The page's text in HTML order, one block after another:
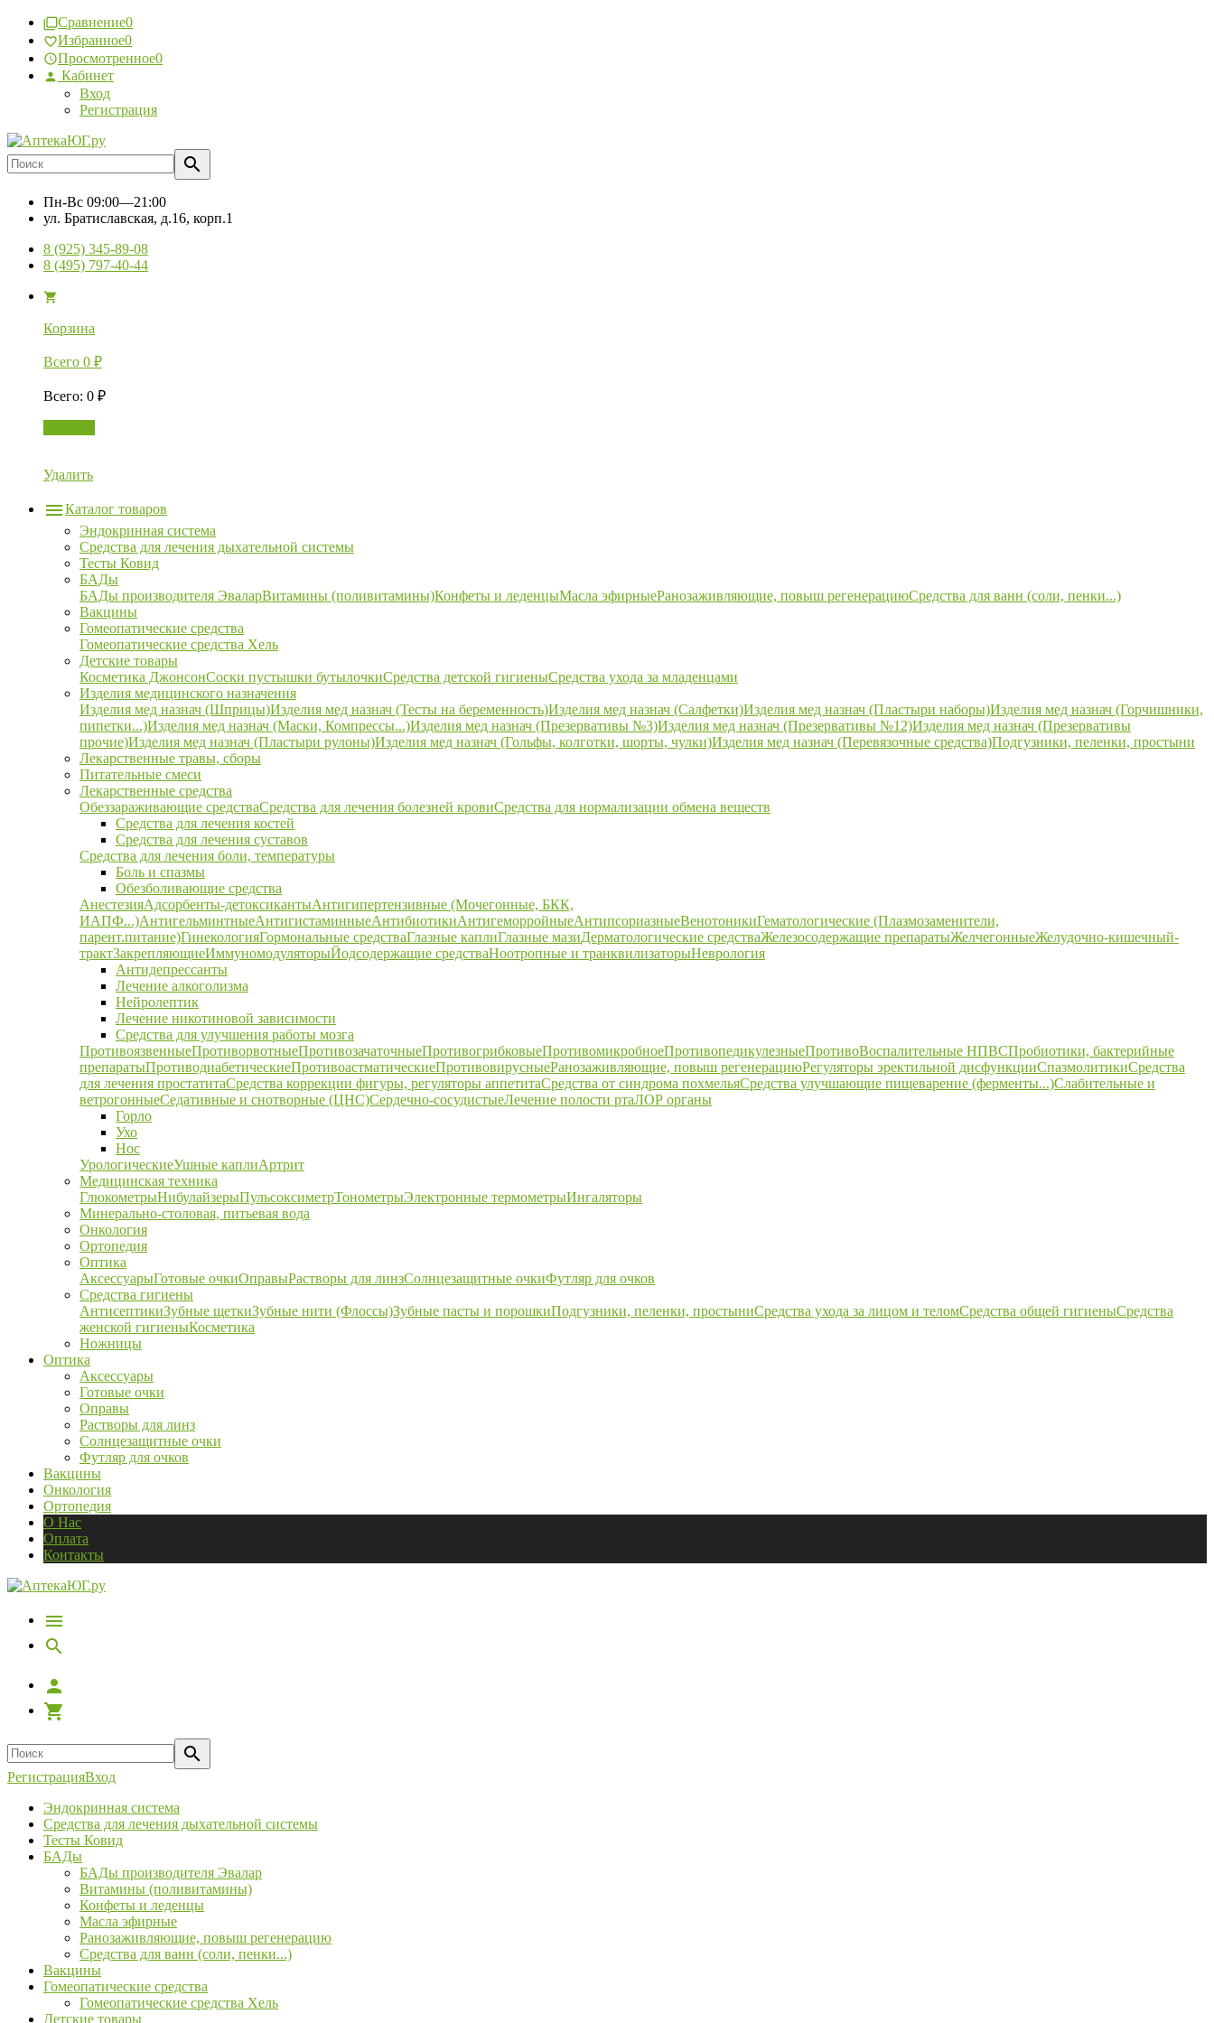
Сравнение0
Избранное0
Просмотренное0
Кабинет
Вход
Регистрация
Пн-Вс 09:00—21:00
ул. Братиславская, д.16, корп.1
8 (925) 345-89-08
8 (495) 797-40-44
Корзина
Всего 0 ₽
Всего: 0 ₽
Удалить
Каталог товаров
Эндокринная система
Средства для лечения дыхательной системы
Тесты Ковид
БАДы
БАДы производителя ЭваларВитамины (поливитамины)Конфеты и леденцыМасла эфирныеРанозаживляющие, повыш регенерациюСредства для ванн (соли, пенки...)
Вакцины
Гомеопатические средства
Гомеопатические средства Хель
Детские товары
Косметика ДжонсонСоски пустышки бутылочкиСредства детской гигиеныСредства ухода за младенцами
Изделия медицинского назначения
Изделия мед назнач (Шприцы)Изделия мед назнач (Тесты на беременность)Изделия мед назнач (Салфетки)Изделия мед назнач (Пластыри наборы)Изделия мед назнач (Горчишники,
пипетки...)Изделия мед назнач (Маски, Компрессы...)Изделия мед назнач (Презервативы №3)Изделия мед назнач (Презервативы №12)Изделия мед назнач (Презервативы
прочие)Изделия мед назнач (Пластыри рулоны)Изделия мед назнач (Гольфы, колготки, шорты, чулки)Изделия мед назнач (Перевязочные средства)Подгузники, пеленки, простыни
Лекарственные травы, сборы
Питательные смеси
Лекарственные средства
Обеззараживающие средстваСредства для лечения болезней кровиСредства для нормализации обмена веществ
Средства для лечения костей
Средства для лечения суставов
Средства для лечения боли, температуры
Боль и спазмы
Обезболивающие средства
АнестезияАдсорбенты-детоксикантыАнтигипертензивные (Мочегонные, БКК,
ИАПФ...)АнтигельминтныеАнтигистаминныеАнтибиотикиАнтигеморройныеАнтипсориазныеВенотоникиГематологические (Плазмозаменители,
парент.питание)ГинекологияГормональные средстваГлазные каплиГлазные мазиДерматологические средстваЖелезосодержащие препаратыЖелчегонныеЖелудочно-кишечный-
трактЗакрепляющиеИммуномодуляторыЙодсодержащие средстваНоотропные и транквилизаторыНеврология
Антидепрессанты
Лечение алкоголизма
Нейролептик
Лечение никотиновой зависимости
Средства для улучшения работы мозга
ПротивоязвенныеПротиворвотныеПротивозачаточныеПротивогрибковыеПротивомикробноеПротивопедикулезныеПротивоВоспалительные НПВСПробиотики, бактерийные
препаратыПротиводиабетическиеПротивоастматическиеПротивовирусныеРанозаживляющие, повыш регенерациюРегуляторы эректильной дисфункцииСпазмолитикиСредства
для лечения простатитаСредства коррекции фигуры, регуляторы аппетитаСредства от синдрома похмельяСредства улучшающие пищеварение (ферменты...)Слабительные и
ветрогонныеСедативные и снотворные (ЦНС)Сердечно-сосудистыеЛечение полости ртаЛОР органы
Горло
Ухо
Нос
УрологическиеУшные каплиАртрит
Медицинская техника
ГлюкометрыНибулайзерыПульсоксиметрТонометрыЭлектронные термометрыИнгаляторы
Минерально-столовая, питьевая вода
Онкология
Ортопедия
Оптика
АксессуарыГотовые очкиОправыРастворы для линзСолнцезащитные очкиФутляр для очков
Средства гигиены
АнтисептикиЗубные щеткиЗубные нити (Флоссы)Зубные пасты и порошкиПодгузники, пеленки, простыниСредства ухода за лицом и теломСредства общей гигиеныСредства
женской гигиеныКосметика
Ножницы
Оптика
Аксессуары
Готовые очки
Оправы
Растворы для линз
Солнцезащитные очки
Футляр для очков
Вакцины
Онкология
Ортопедия
О Нас
Оплата
Контакты
РегистрацияВход
Эндокринная система
Средства для лечения дыхательной системы
Тесты Ковид
БАДы
БАДы производителя Эвалар
Витамины (поливитамины)
Конфеты и леденцы
Масла эфирные
Ранозаживляющие, повыш регенерацию
Средства для ванн (соли, пенки...)
Вакцины
Гомеопатические средства
Гомеопатические средства Хель
Детские товары